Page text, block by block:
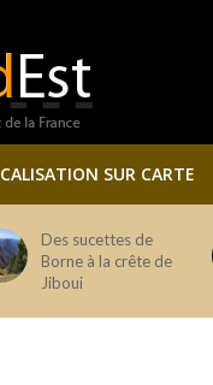
SUR CARTE
Des sucettes de
Borne à la crête de
Jiboui